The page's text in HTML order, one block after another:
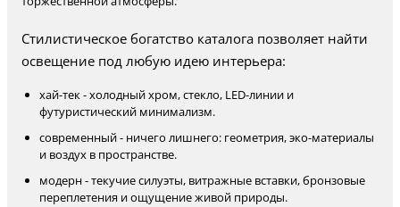
Стилистическое богатство каталога позволяет найти
освещение под любую идею интерьера:
хай-тек - холодный хром, стекло, LED-линии и
футуристический минимализм.
современный - ничего лишнего: геометрия, эко-материалы
и воздух в пространстве.
модерн - текучие силуэты, витражные вставки, бронзовые
переплетения и ощущение живой природы.